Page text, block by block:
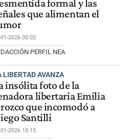
formal y las
que alimentan el
2026 00:02
PERFIL NEA
LIBERTAD AVANZA
insólita foto de la
libertaria Emilia
que incomodó a
Santilli
2026 10:15